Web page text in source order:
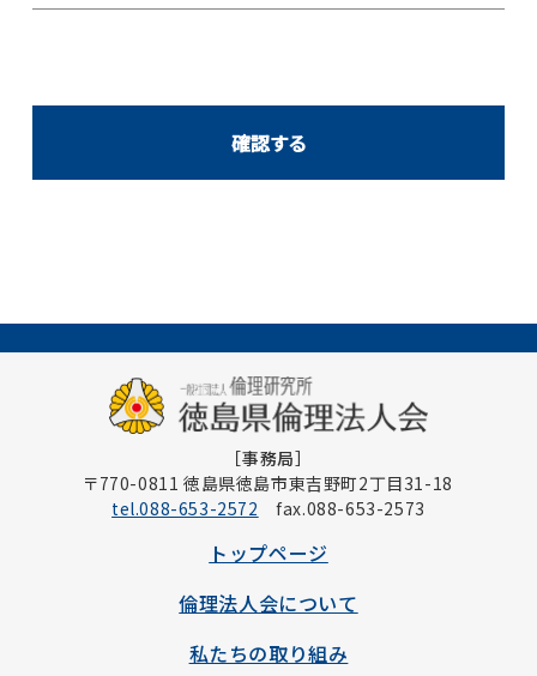
［事務局］
〒770-0811 徳島県徳島市東吉野町2丁目31-18
tel.088-653-2572 fax.088-653-2573
トップページ
倫理法人会について
私たちの取り組み